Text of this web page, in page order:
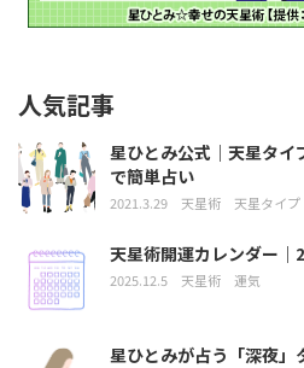
人気記事
星ひとみ公式｜天星タイ
で簡単占い
2021.3.29 天星術 天星タイプ
天星術開運カレンダー｜
2025.12.5 天星術 運気
星ひとみが占う「深夜」